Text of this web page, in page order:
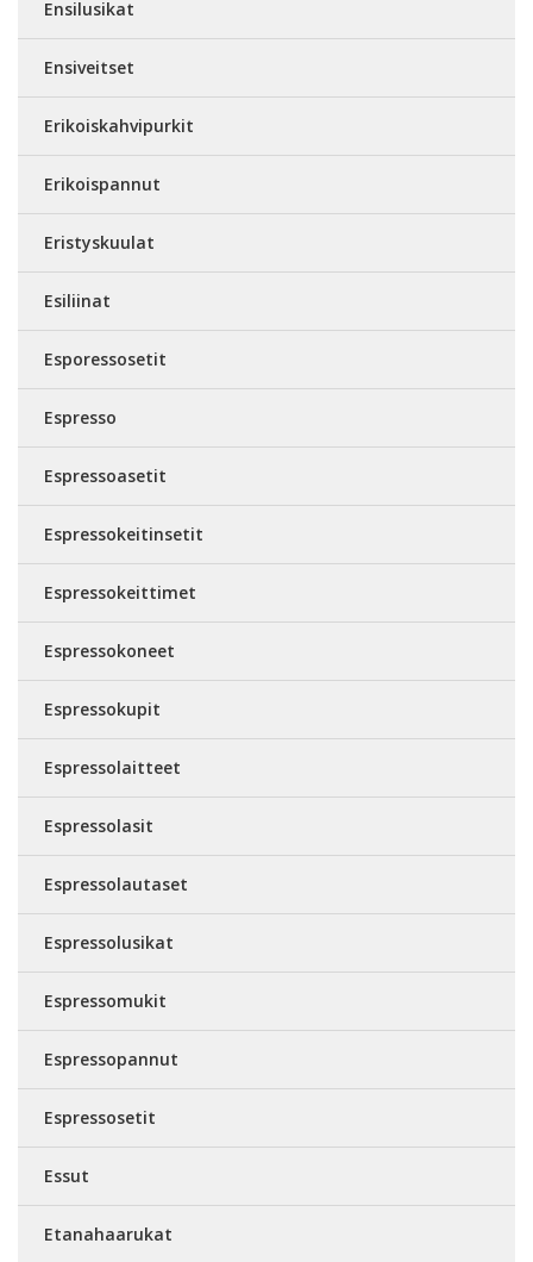
Ensilusikat
Ensiveitset
Erikoiskahvipurkit
Erikoispannut
Eristyskuulat
Esiliinat
Esporessosetit
Espresso
Espressoasetit
Espressokeitinsetit
Espressokeittimet
Espressokoneet
Espressokupit
Espressolaitteet
Espressolasit
Espressolautaset
Espressolusikat
Espressomukit
Espressopannut
Espressosetit
Essut
Etanahaarukat